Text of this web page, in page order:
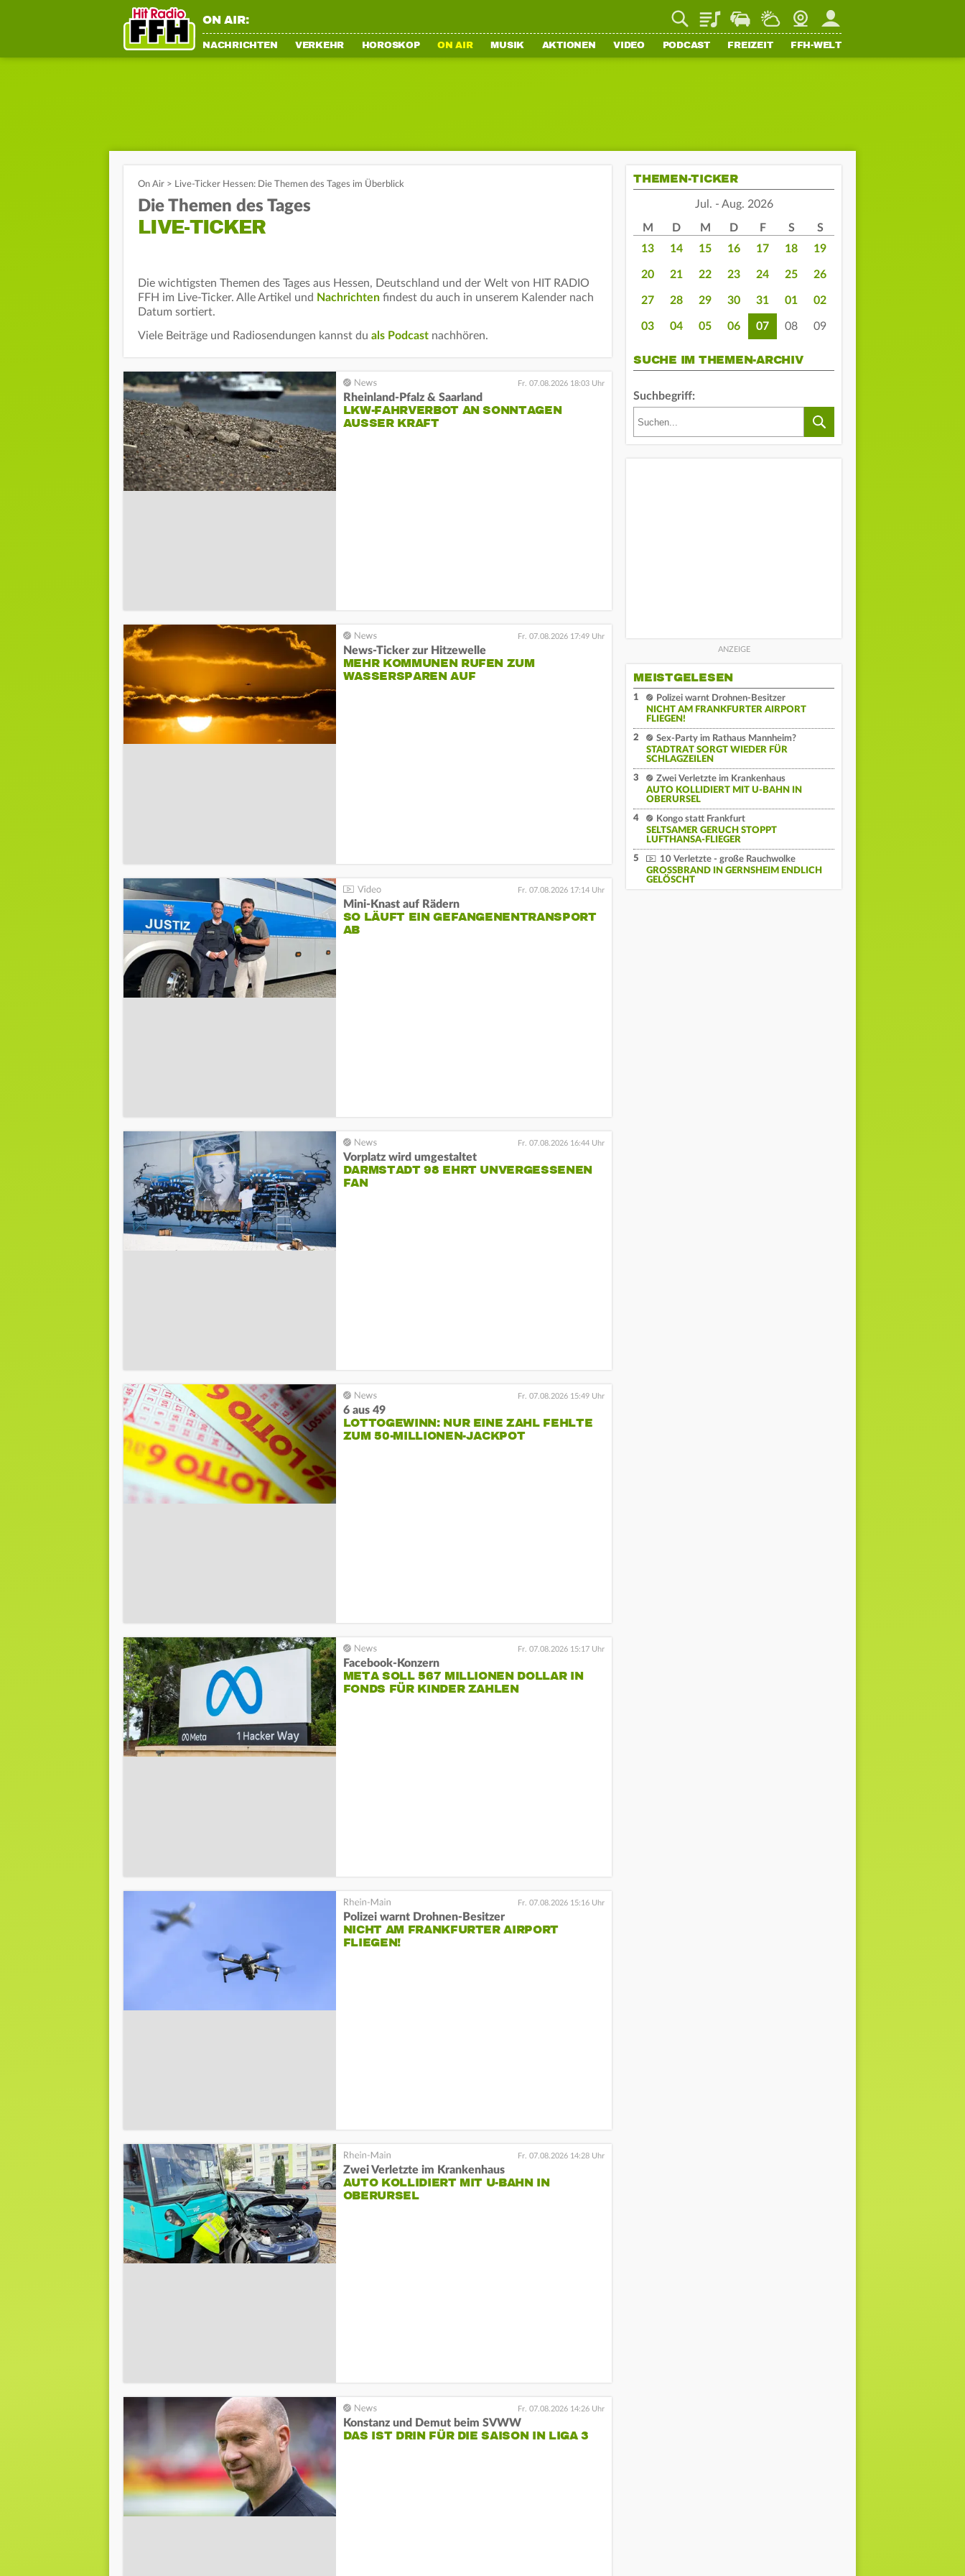
ON AIR: PlaylistStaupilotWetterWebcamMein FFH
NACHRICHTEN VERKEHR HOROSKOP ON AIR MUSIK AKTIONEN VIDEO PODCAST FREIZEIT FFH-WELT
On Air > Live-Ticker Hessen: Die Themen des Tages im Überblick
Die Themen des Tages
LIVE-TICKER
Die wichtigsten Themen des Tages aus Hessen, Deutschland und der Welt von HIT RADIO
FFH im Live-Ticker. Alle Artikel und Nachrichten findest du auch in unserem Kalender nach
Datum sortiert.
Viele Beiträge und Radiosendungen kannst du als Podcast nachhören.
Fr. 07.08.2026 18:03 Uhr
Rheinland-Pfalz & Saarland
LKW-FAHRVERBOT AN SONNTAGEN
AUSSER KRAFT
Fr. 07.08.2026 17:49 Uhr
News-Ticker zur Hitzewelle
MEHR KOMMUNEN RUFEN ZUM
WASSERSPAREN AUF
Fr. 07.08.2026 17:14 Uhr
Mini-Knast auf Rädern
SO LÄUFT EIN GEFANGENENTRANSPORT
AB
Fr. 07.08.2026 16:44 Uhr
Vorplatz wird umgestaltet
DARMSTADT 98 EHRT UNVERGESSENEN
FAN
Fr. 07.08.2026 15:49 Uhr
6 aus 49
LOTTOGEWINN: NUR EINE ZAHL FEHLTE
ZUM 50-MILLIONEN-JACKPOT
Fr. 07.08.2026 15:17 Uhr
Facebook-Konzern
META SOLL 567 MILLIONEN DOLLAR IN
FONDS FÜR KINDER ZAHLEN
Fr. 07.08.2026 15:16 Uhr
Polizei warnt Drohnen-Besitzer
NICHT AM FRANKFURTER AIRPORT
FLIEGEN!
Fr. 07.08.2026 14:28 Uhr
Zwei Verletzte im Krankenhaus
AUTO KOLLIDIERT MIT U-BAHN IN
OBERURSEL
Fr. 07.08.2026 14:26 Uhr
Konstanz und Demut beim SVWW
DAS IST DRIN FÜR DIE SAISON IN LIGA 3
THEMEN-TICKER
Jul. - Aug. 2026
M D M D F S
S
13
14 15 16 17 18 19
20 21 22 23 24 25 26
27 28 29 30 31 01 02
03 04 05 06 07 08 09
SUCHE IM THEMEN-ARCHIV
Suchbegriff:
MEISTGELESEN
1
Polizei warnt Drohnen-Besitzer
NICHT AM FRANKFURTER AIRPORT
FLIEGEN!
2
Sex-Party im Rathaus Mannheim?
STADTRAT SORGT WIEDER FÜR
SCHLAGZEILEN
3
Zwei Verletzte im Krankenhaus
AUTO KOLLIDIERT MIT U-BAHN IN
OBERURSEL
4
Kongo statt Frankfurt
SELTSAMER GERUCH STOPPT
LUFTHANSA-FLIEGER
5
10 Verletzte - große Rauchwolke
GROSSBRAND IN GERNSHEIM ENDLICH G
ELÖSCHT